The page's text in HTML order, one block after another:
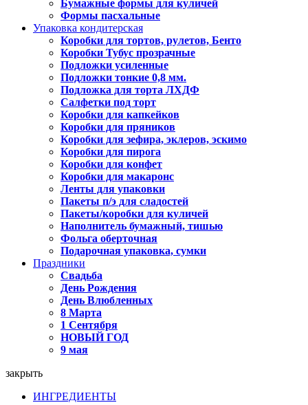
Бумажные формы для куличей
Формы пасхальные
Упаковка кондитерская
Коробки для тортов, рулетов, Бенто
Коробки Тубус прозрачные
Подложки усиленные
Подложки тонкие 0,8 мм.
Подложка для торта ЛХДФ
Салфетки под торт
Коробки для капкейков
Коробки для пряников
Коробки для зефира, эклеров, эскимо
Коробки для пирога
Коробки для конфет
Коробки для макаронс
Ленты для упаковки
Пакеты п/э для сладостей
Пакеты/коробки для куличей
Наполнитель бумажный, тишью
Фольга оберточная
Подарочная упаковка, сумки
Праздники
Свадьба
День Рождения
День Влюбленных
8 Марта
1 Сентября
НОВЫЙ ГОД
9 мая
закрыть
ИНГРЕДИЕНТЫ